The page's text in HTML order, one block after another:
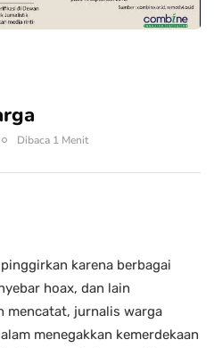
Dibaca 1 Menit
karena berbagai
hoax, dan lain
mencatat, jurnalis warga
menegakkan kemerdekaan